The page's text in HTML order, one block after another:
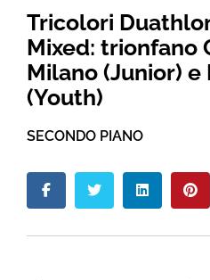
Tricolori
Mixed: trionfano
Milano (Junior) e
(Youth)
SECONDO PIANO